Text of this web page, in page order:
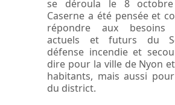
se déroula le 8 octobre
Caserne a été pensée et
répondre aux besoins
actuels et futurs du
défense incendie et
dire pour la ville de Nyon
habitants, mais aussi
du district.